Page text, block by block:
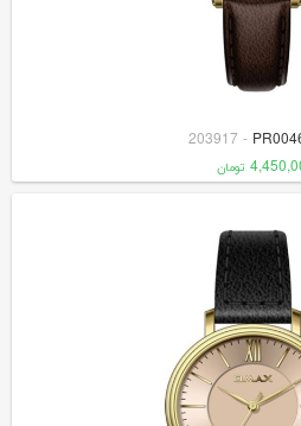
-
203917
تومان